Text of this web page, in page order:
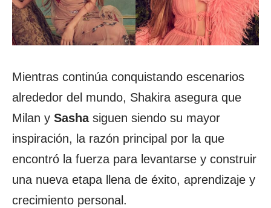
Mientras continúa conquistando escenarios
alrededor del mundo, Shakira asegura que
Milan y Sashasiguen siendo su mayor
inspiración, la razón principal por la que
encontró la fuerza para levantarse y construir
una nueva etapa llena de éxito, aprendizaje y
crecimiento personal.